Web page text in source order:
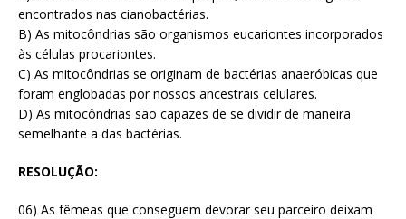
encontrados nas cianobactérias.
B) As mitocôndrias são organismos eucariontes incorporados
às células procariontes.
C) As mitocôndrias se originam de bactérias anaeróbicas que
foram englobadas por nossos ancestrais celulares.
D) As mitocôndrias são capazes de se dividir de maneira
semelhante a das bactérias.
RESOLUÇÃO:
06) As fêmeas que conseguem devorar seu parceiro deixam